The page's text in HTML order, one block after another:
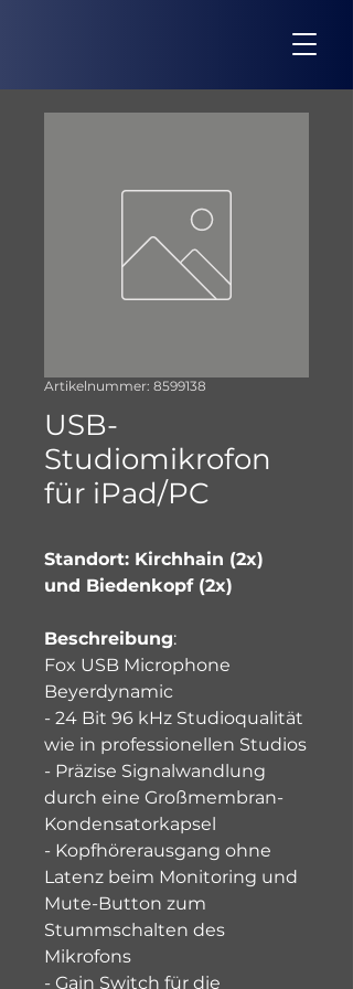
Artikelnummer: 8599138
USB-
Studiomikrofon
für iPad/PC
Standort: Kirchhain (2x)
und Biedenkopf (2x)
Beschreibung:
Fox USB Microphone
Beyerdynamic
- 24 Bit 96 kHz Studioqualität
wie in professionellen Studios
- Präzise Signalwandlung
durch eine Großmembran-
Kondensatorkapsel
- Kopfhörerausgang ohne
Latenz beim Monitoring und
Mute-Button zum
Stummschalten des
Mikrofons
- Gain Switch für die